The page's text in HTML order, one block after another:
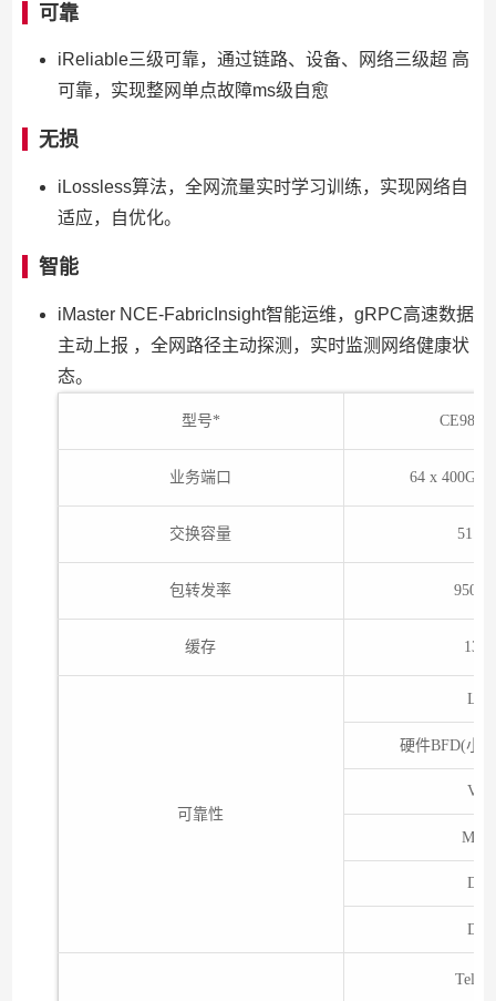
可靠
iReliable三级可靠，通过链路、设备、网络三级超 高
可靠，实现整网单点故障ms级自愈
无损
iLossless算法，全网流量实时学习训练，实现网络自
适应，自优化。
智能
iMaster NCE-FabricInsight智能运维，gRPC高速数据
主动上报 ，全网路径主动探测，实时监测网络健康状
态。
型号*
业务端口 64 x 400GE
交换容量
包转发率
缓存
可靠性
硬件BFD(小
M-